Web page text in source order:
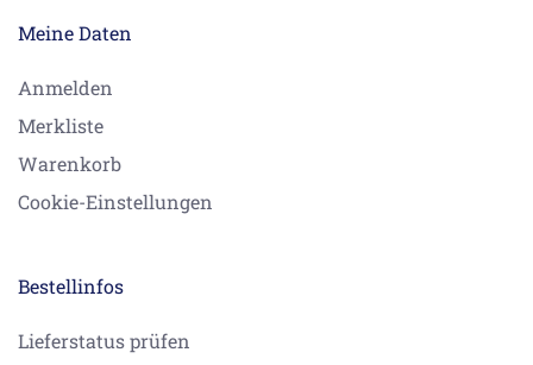
Meine Daten
Anmelden
Merkliste
Warenkorb
Cookie-Einstellungen
Bestellinfos
Lieferstatus prüfen